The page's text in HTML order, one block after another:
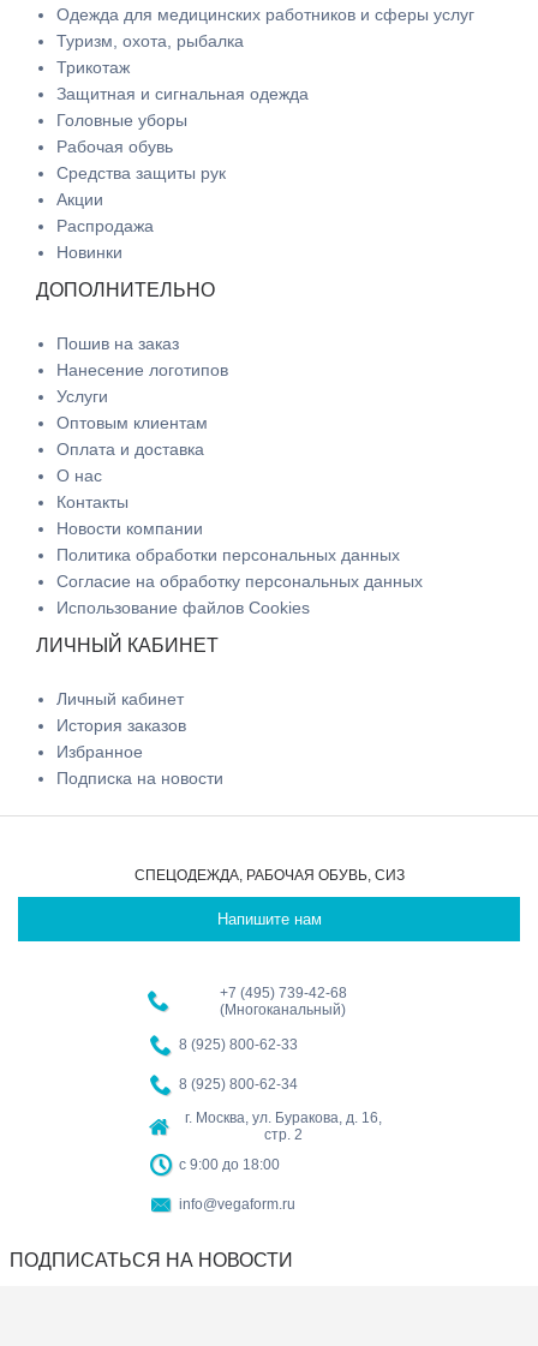
Одежда для медицинских работников и сферы услуг
Туризм, охота, рыбалка
Трикотаж
Защитная и сигнальная одежда
Головные уборы
Рабочая обувь
Средства защиты рук
Акции
Распродажа
Новинки
ДОПОЛНИТЕЛЬНО
Пошив на заказ
Нанесение логотипов
Услуги
Оптовым клиентам
Оплата и доставка
О нас
Контакты
Новости компании
Политика обработки персональных данных
Согласие на обработку персональных данных
Использование файлов Cookies
ЛИЧНЫЙ КАБИНЕТ
Личный кабинет
История заказов
Избранное
Подписка на новости
СПЕЦОДЕЖДА, РАБОЧАЯ ОБУВЬ, СИЗ
Напишите нам
+7 (495) 739-42-68
(Многоканальный)
8 (925) 800-62-33
8 (925) 800-62-34
г. Москва, ул. Буракова, д. 16,
стр. 2
с 9:00 до 18:00
info@vegaform.ru
ПОДПИСАТЬСЯ НА НОВОСТИ